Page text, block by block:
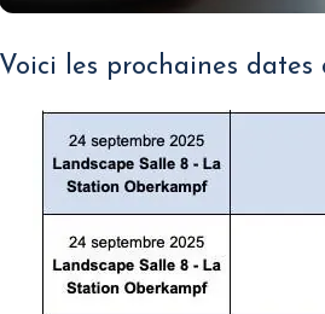
Voici les prochaines